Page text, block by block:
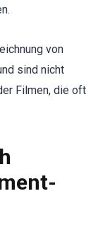
von
sind nicht
Filmen, die oft